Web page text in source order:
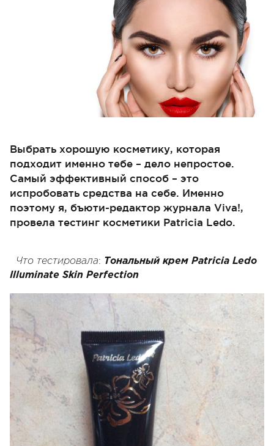
Выбрать хорошую косметику, которая
подходит именно тебе – дело непростое.
Самый эффективный способ – это
испробовать средства на себе. Именно
поэтому я, бъюти-редактор журнала Viva!,
провела тестинг косметики Patricia Ledo.
Что тестировала: Тональный крем Patricia Ledo
Illuminate Skin Perfection